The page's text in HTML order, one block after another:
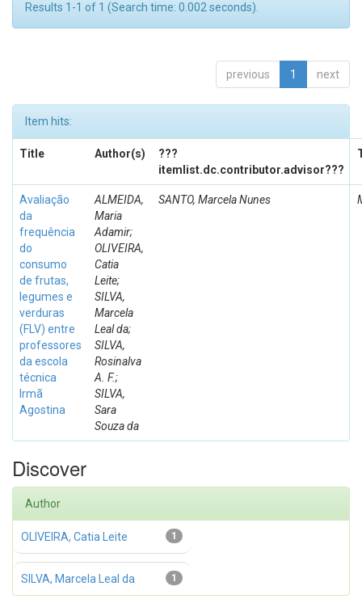
Results 1-1 of 1 (Search time: 0.002 seconds).
previous 1 next
Item hits:
Title Author(s)
???
itemlist.dc.contributor.advisor???
Avaliação
da
frequência
do
consumo
de frutas,
legumes e
verduras
(FLV) entre
professores
da escola
técnica
Irmã
Agostina
ALMEIDA,
Maria
Adamir;
OLIVEIRA,
Catia
Leite;
SILVA,
Marcela
Leal da;
SILVA,
Rosinalva
A. F.;
SILVA,
Sara
Souza da
SANTO, Marcela Nunes
Discover
Author
1
OLIVEIRA, Catia Leite
1
SILVA, Marcela Leal da